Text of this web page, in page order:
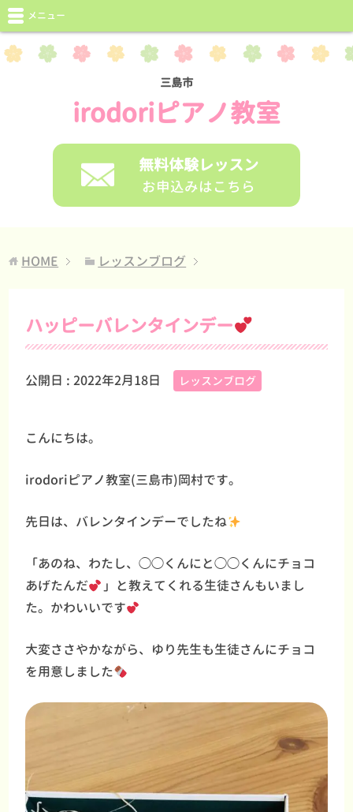
三島市
irodoriピアノ教室
無料体験レッスン
お申込みはこちら
メニュー
HOME レッスンブログ
ハッピーバレンタインデー
公開日 :2022年2月18日 レッスンブログ
こんにちは。
irodoriピアノ教室(三島市)岡村です。
先日は、バレンタインデーでしたね
「あのね、わたし、◯◯くんにと◯◯くんにチョコ
あげたんだ
」と教えてくれる生徒さんもいまし
た。かわいいです
大変ささやかながら、ゆり先生も生徒さんにチョコ
を用意しました